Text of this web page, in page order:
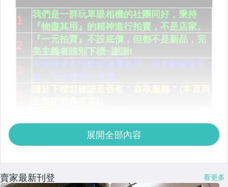
展開全部內容
賣家最新刊登 看更多